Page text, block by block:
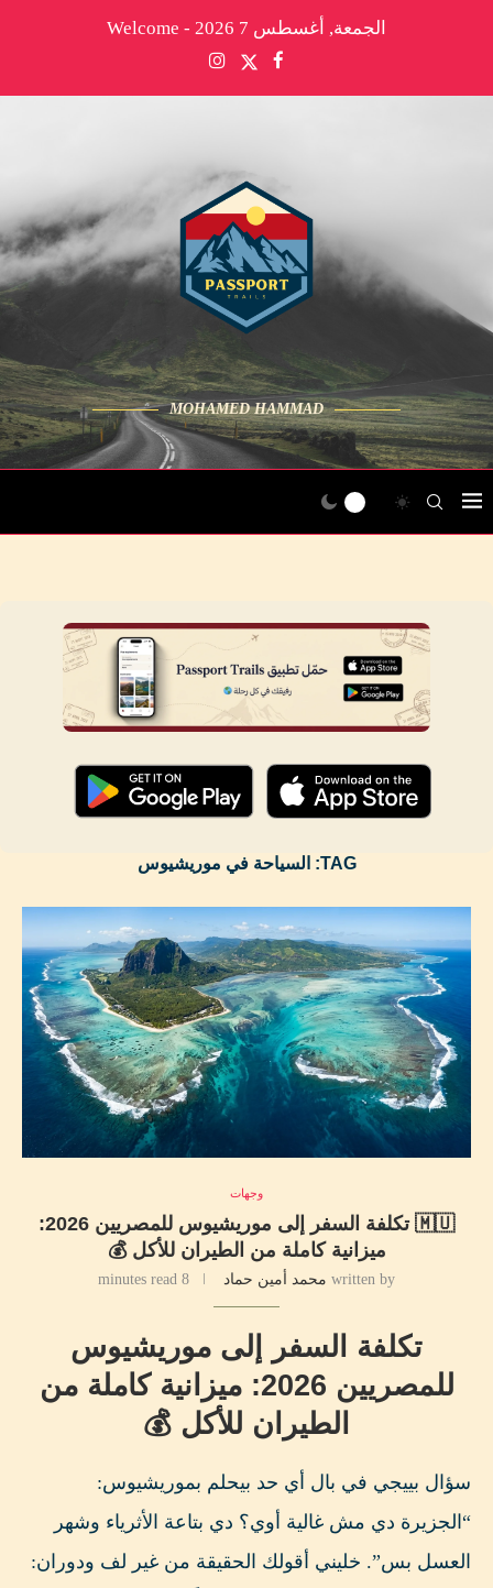
الجمعة, أغسطس 7 2026 - Welcome
MOHAMED HAMMAD
TAG: السياحة في موريشيوس
وجهات
🇲🇺 تكلفة السفر إلى موريشيوس للمصريين 2026:
ميزانية كاملة من الطيران للأكل 💰
written by محمد أمين حماد 8 minutes read
تكلفة السفر إلى موريشيوس
للمصريين 2026: ميزانية كاملة من
الطيران للأكل 💰
سؤال بييجي في بال أي حد بيحلم بموريشيوس:
“الجزيرة دي مش غالية أوي؟ دي بتاعة الأثرياء وشهر
العسل بس”. خليني أقولك الحقيقة من غير لف ودوران: